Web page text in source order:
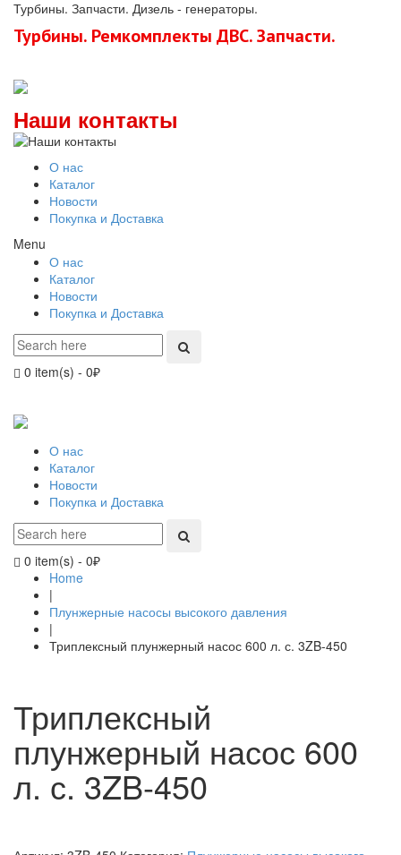
Турбины. Запчасти. Дизель - генераторы.
Турбины. Ремкомплекты ДВС. Запчасти.
Наши контакты
О нас
Каталог
Новости
Покупка и Доставка
Menu
О нас
Каталог
Новости
Покупка и Доставка
0 item(s) - 0₽
О нас
Каталог
Новости
Покупка и Доставка
0 item(s) - 0₽
Home
|
Плунжерные насосы высокого давления
|
Триплексный плунжерный насос 600 л. с. 3ZB-450
Триплексный
плунжерный насос 600
л. с. 3ZB-450